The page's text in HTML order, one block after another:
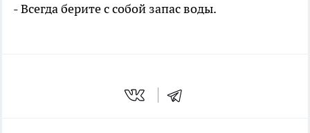
- Всегда берите с собой запас воды.